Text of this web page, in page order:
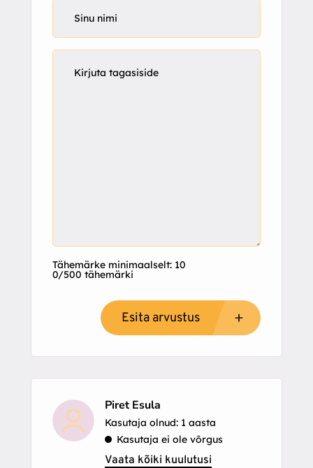
Tähemärke minimaalselt: 10
0/500 tähemärki
Esita arvustus
Piret Esula
Kasutaja olnud: 1 aasta
Kasutaja ei ole võrgus
Vaata kõiki kuulutusi